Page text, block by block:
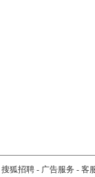
搜狐招聘- 广告服务 - 客